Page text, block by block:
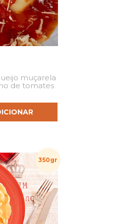
muçarela
de tomates
350gr